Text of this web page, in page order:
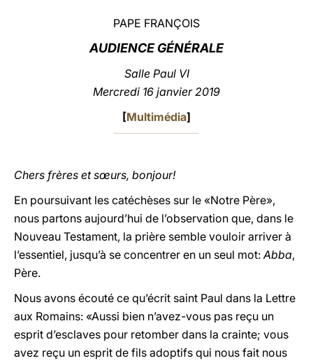
中文
PAPE FRANÇOIS
AUDIENCE GÉNÉRALE
Salle Paul VI
Mercredi 16 janvier 2019
[Multimédia]
Chers frères et sœurs, bonjour!
En poursuivant les catéchèses sur le «Notre Père»,
nous partons aujourd’hui de l’observation que, dans le
Nouveau Testament, la prière semble vouloir arriver à
l’essentiel, jusqu’à se concentrer en un seul mot:Abba,
Père.
Nous avons écouté ce qu’écrit saint Paul dans la Lettre
aux Romains: «Aussi bien n’avez-vous pas reçu un
esprit d’esclaves pour retomber dans la crainte; vous
avez reçu un esprit de fils adoptifs qui nous fait nous